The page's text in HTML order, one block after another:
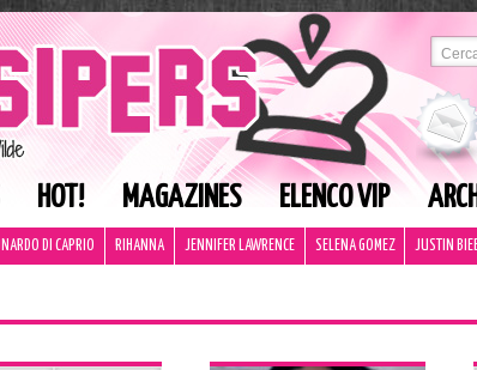
HOT! MAGAZINES ELENCO VIP
DI CAPRIO RIHANNA JENNIFER LAWRENCE SELENA GOMEZ JUSTIN